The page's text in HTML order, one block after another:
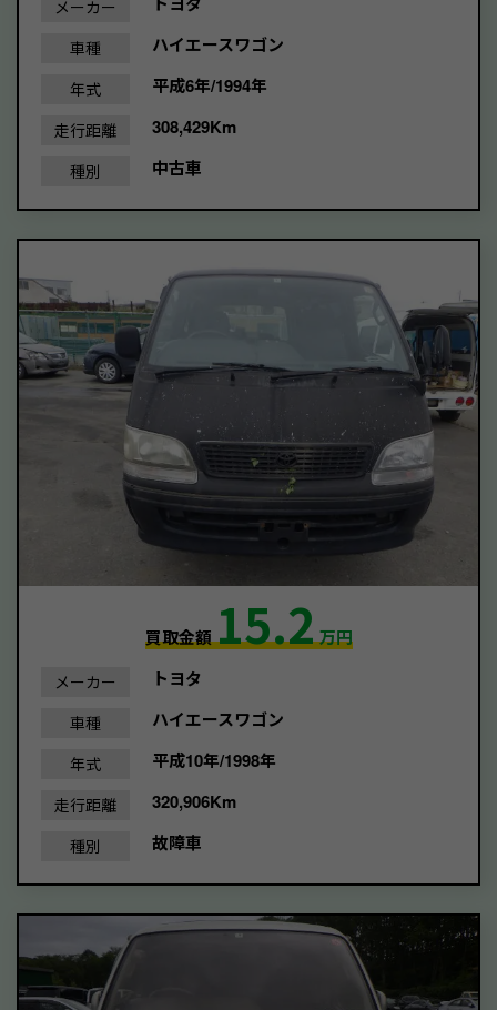
メーカー
車種 ハイエースワゴン
年式 平成6年/1994年
走行距離 308,429Km
種別 中古車
買取金額15.2万円
メーカー トヨタ
車種 ハイエースワゴン
年式 平成10年/1998年
走行距離 320,906Km
種別 故障車